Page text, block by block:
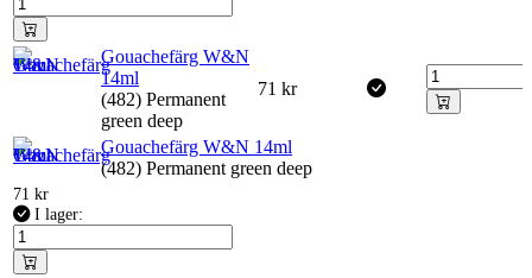
Gouachefärg W&N
14ml
(482) Permanent
green deep
71 kr
Gouachefärg W&N 14ml
(482) Permanent green deep
71 kr
I lager: